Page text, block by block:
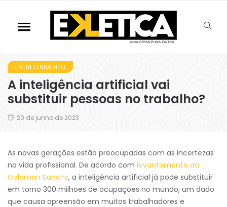
ENTRETENIMENTO
A inteligência artificial vai
substituir pessoas no trabalho?
20 de junho de 2023
As novas gerações estão preocupadas com as incertezas
na vida profissional. De acordo com levantamento da
Goldman Sanchs, a inteligência artificial já pode substituir
em torno 300 milhões de ocupações no mundo, um dado
que causa apreensão em muitos trabalhadores e